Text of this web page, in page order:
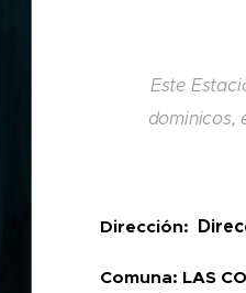
Este
dominicos,
Dirección:
Comuna: LAS